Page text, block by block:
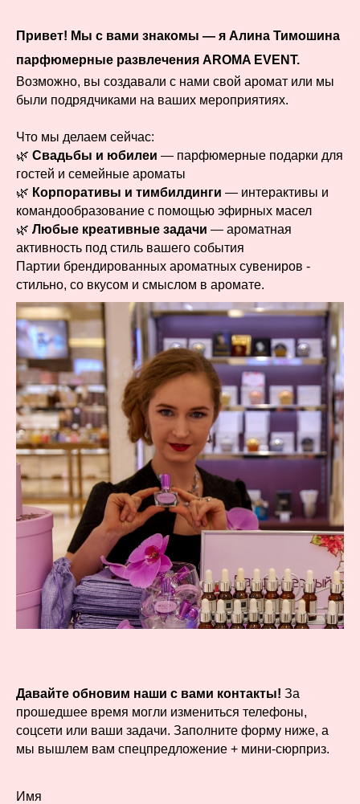
Привет! Мы с вами знакомы — я Алина Тимошина
парфюмерные развлечения AROMA EVENT.
Возможно, вы создавали с нами свой аромат или мы
были подрядчиками на ваших мероприятиях.
Что мы делаем сейчас:
🌿 Свадьбы и юбилеи — парфюмерные подарки для
гостей и семейные ароматы
🌿 Корпоративы и тимбилдинги — интерактивы и
командообразование с помощью эфирных масел
🌿 Любые креативные задачи — ароматная
активность под стиль вашего события
Партии брендированных ароматных сувениров -
стильно, со вкусом и смыслом в аромате.
Давайте обновим наши с вами контакты! За
прошедшее время могли измениться телефоны,
соцсети или ваши задачи. Заполните форму ниже, a
мы вышлем вам спецпредложение + мини-сюрприз.
Имя